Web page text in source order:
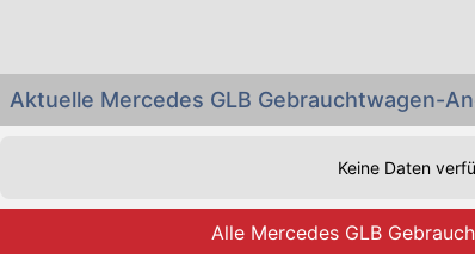
Aktuelle Mercedes GLB Gebrauchtwagen-
Keine Daten
Alle Mercedes GLB